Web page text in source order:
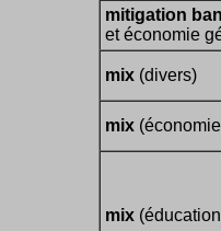
mitigation
et économie
mix (divers)
mix
mix